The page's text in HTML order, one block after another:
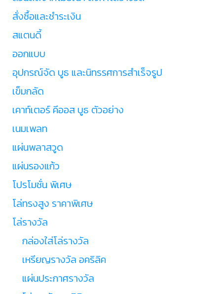
สั่งซื้อและชำระเงิน
สแตนดี้
ออกแบบ
อุปกรณ์จัด บูธ และนิทรรศการสำเร็จรูป
เข็มกลัด
เคาท์เตอร์ คีออส บูธ ตัวอย่าง
เนมเพลท
แผ่นพลาสวูด
แผ่นรองแก้ว
โปรโมชั่น พิเศษ
โล่ทรงสูง ราคาพิเศษ
โล่รางวัล
กล่องใส่โล่รางวัล
เหรียญรางวัล อคริลิค
แผ่นประกาศรางวัล